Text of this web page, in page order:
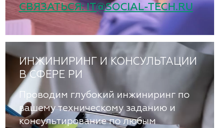
СВЯЗАТЬСЯ: IT@SOCIAL-TECH.RU
ИНЖИНИРИНГ И КОНСУЛЬТАЦИИ
В СФЕРЕ РИ
Проводим глубокий инжиниринг по
вашему техническому заданию и
консультирование по любым